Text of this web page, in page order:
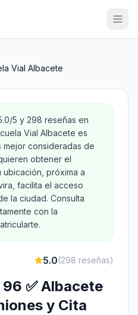
Vial Albacete
5 y 298 reseñas en
Vial Albacete es
mejor consideradas de
obtener el
ubicación, próxima a
facilita el acceso
la ciudad. Consulta
con la
5.0(298 reseñas)
✅ Albacete
y Cita